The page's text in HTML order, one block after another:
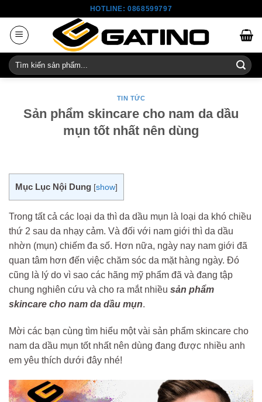
content
HOTLINE: 0868599797
Tìm
kiếm:
TIN TỨC
Sản phẩm skincare cho nam da dầu
mụn tốt nhất nên dùng
Mục Lục Nội Dung [show]
Trong tất cả các loại da thì da dầu mụn là loại da khó chiều
thứ 2 sau da nhạy cảm. Và đối với nam giới thì da dầu
nhờn (mụn) chiếm đa số. Hơn nữa, ngày nay nam giới đã
quan tâm hơn đến việc chăm sóc da mặt hàng ngày. Đó
cũng là lý do vì sao các hãng mỹ phẩm đã và đang tập
chung nghiên cứu và cho ra mắt nhiều sản phẩm
skincare cho nam da dầu mụn.
Mời các bạn cùng tìm hiểu một vài sản phẩm skincare cho
nam da dầu mụn tốt nhất nên dùng đang được nhiều anh
em yêu thích dưới đây nhé!